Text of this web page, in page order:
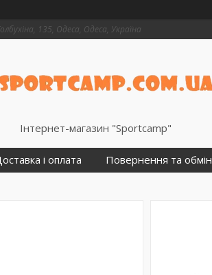
135, Одеса, Одеса, Україна
Інтернет-магазин "Sportcamp"
і оплата Повернення та обмін